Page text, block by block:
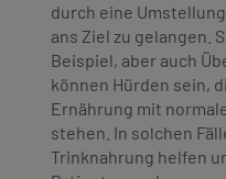
durch eine
ans Ziel zu gelangen.
Beispiel, aber auch
können Hürden sein,
Ernährung mit
stehen. In solchen
Trinknahrung helfen